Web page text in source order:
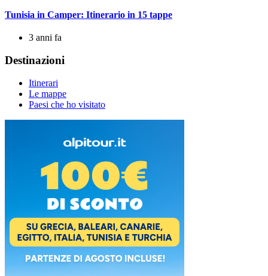
Tunisia in Camper: Itinerario in 15 tappe
3 anni fa
Destinazioni
Itinerari
Le mappe
Paesi che ho visitato